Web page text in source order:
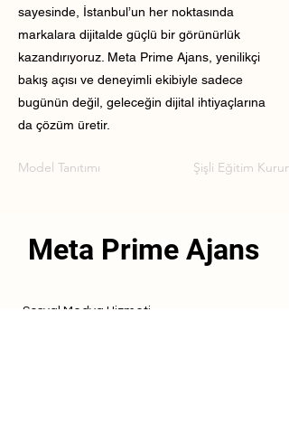
sayesinde, İstanbul’un her noktasında
markalara dijitalde güçlü bir görünürlük
kazandırıyoruz. Meta Prime Ajans, yenilikçi
bakış açısı ve deneyimli ekibiyle sadece
bugünün değil, geleceğin dijital ihtiyaçlarına
da çözüm üretir.
Model Tanıtımı Şişli Eğitim
Meta Prime Ajans
Sosyal Medya Hizmeti